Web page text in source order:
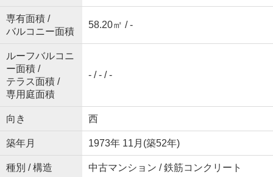
専有面積 /
バルコニー面積
58.20㎡ / -
ルーフバルコニ
ー面積 /
テラス面積 /
専用庭面積
- / - / -
向き 西
築年月 1973年 11月(築52年)
種別 / 構造 中古マンション / 鉄筋コンクリート